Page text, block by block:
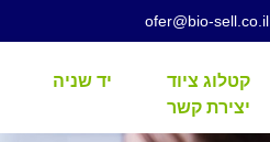
ofer@bio-sell.co.il
קטלוג ציוד יד שניה
יצירת קשר